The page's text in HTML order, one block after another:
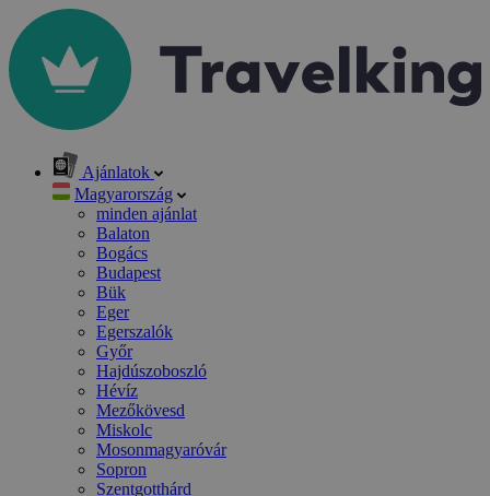
Ajánlatok
Magyarország
minden ajánlat
Balaton
Bogács
Budapest
Bük
Eger
Egerszalók
Győr
Hajdúszoboszló
Hévíz
Mezőkövesd
Miskolc
Mosonmagyaróvár
Sopron
Szentgotthárd